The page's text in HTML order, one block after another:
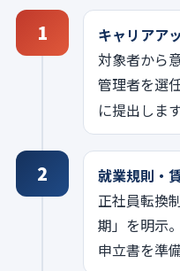
1
キャリアア
対象者から
管理者を選任
に提出します
2
就業規則・
正社員転換
期」を明示
申立書を準備